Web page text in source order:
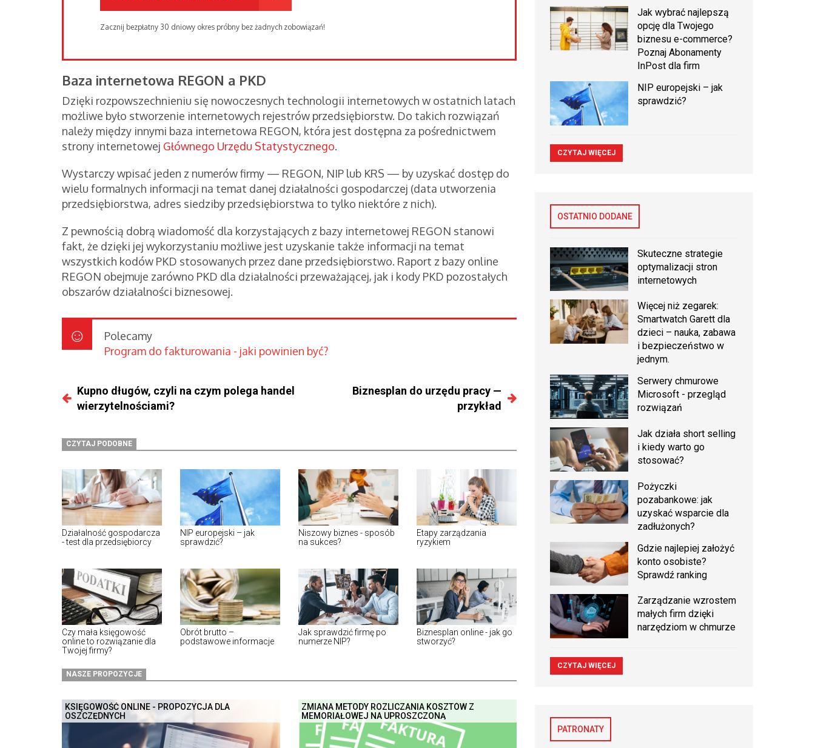
Zacznij bezpłatny 30 dniowy okres próbny bez żadnych zobowiązań!
Baza internetowa REGON a PKD
Dzięki rozpowszechnieniu się nowoczesnych technologii internetowych w ostatnich latach
możliwe było stworzenie internetowych rejestrów przedsiębiorstw. Do takich rozwiązań
należy między innymi baza internetowa REGON, która jest dostępna za pośrednictwem
strony internetowej Głównego Urzędu Statystycznego.
Wystarczy wpisać jeden z numerów firmy — REGON, NIP lub KRS — by uzyskać dostęp do
wielu formalnych informacji na temat danej działalności gospodarczej (data utworzenia
przedsiębiorstwa, adres siedziby przedsiębiorstwa to tylko niektóre z nich).
Z pewnością dobrą wiadomość dla korzystających z bazy internetowej REGON stanowi
fakt, że dzięki jej wykorzystaniu możliwe jest uzyskanie także informacji na temat
wszystkich kodów PKD stosowanych przez dane przedsiębiorstwo. Raport z bazy online
REGON obejmuje zarówno PKD dla działalności przeważającej, jak i kody PKD pozostałych
obszarów działalności biznesowej.
Polecamy
Program do fakturowania - jaki powinien być?
Kupno długów, czyli na czym polega handel
wierzytelnościami?
Biznesplan do urzędu pracy —
przykład
CZYTAJ PODOBNE
Działalność gospodarcza
- test dla przedsiębiorcy
NIP europejski – jak
sprawdzić?
Niszowy biznes - sposób
na sukces?
Etapy zarządzania
ryzykiem
Czy mała księgowość
online to rozwiązanie dla
Twojej firmy?
Obrót brutto –
podstawowe informacje
Jak sprawdzić firmę po
numerze NIP?
Biznesplan online - jak go
stworzyć?
NASZE PROPOZYCJE
KSIĘGOWOŚĆ ONLINE - PROPOZYCJA DLA
OSZCZĘDNYCH
ZMIANA METODY ROZLICZANIA KOSZTÓW Z
MEMORIAŁOWEJ NA UPROSZCZONĄ
Jak wybrać najlepszą
opcję dla Twojego
biznesu e-commerce?
Poznaj Abonamenty
InPost dla firm
NIP europejski – jak
sprawdzić?
CZYTAJ WIĘCEJ
OSTATNIO DODANE
Skuteczne strategie
optymalizacji stron
internetowych
Więcej niż zegarek:
Smartwatch Garett dla
dzieci – nauka, zabawa
i bezpieczeństwo w
jednym.
Serwery chmurowe
Microsoft - przegląd
rozwiązań
Jak działa short selling
i kiedy warto go
stosować?
Pożyczki
pozabankowe: jak
uzyskać wsparcie dla
zadłużonych?
Gdzie najlepiej założyć
konto osobiste?
Sprawdź ranking
Zarządzanie wzrostem
małych firm dzięki
narzędziom w chmurze
CZYTAJ WIĘCEJ
PATRONATY